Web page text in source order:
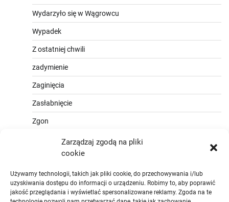
Zarządzaj zgodą na pliki
cookie
Używamy technologii, takich jak pliki cookie, do przechowywania i/lub
uzyskiwania dostępu do informacji o urządzeniu. Robimy to, aby poprawić
jakość przeglądania i wyświetlać spersonalizowane reklamy. Zgoda na te
Wydarzyło się w Wągrowcu
Wypadek
Z ostatniej chwili
zadymienie
Zaginięcia
Zasłabnięcie
Zgon